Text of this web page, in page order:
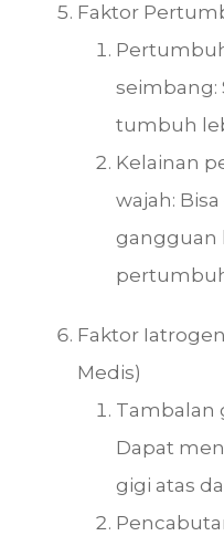
Faktor
seimbang:
tumbuh
Kelainan
wajah:
gangguan
Faktor
Medis)
Tambalan
Dapat
gigi atas